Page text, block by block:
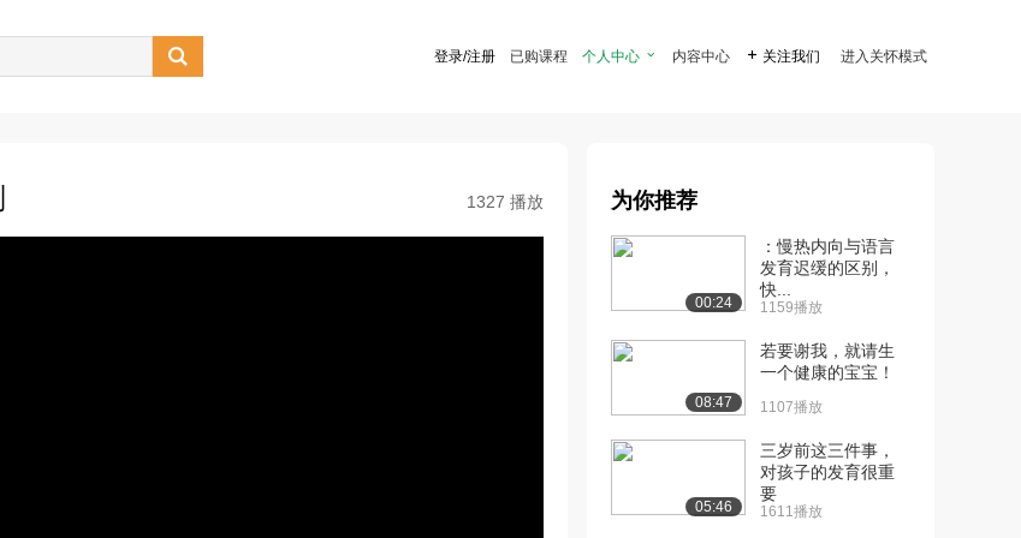
 登录/注册 已购课程 个人中心  内容中心  关注我们 进入关怀模式
1327 播放 为你推荐
00:24
：慢热内向与语言
发育迟缓的区别，
快...
1159播放
08:47
若要谢我，就请生
一个健康的宝宝！
1107播放
05:46
三岁前这三件事，
对孩子的发育很重
要
1611播放